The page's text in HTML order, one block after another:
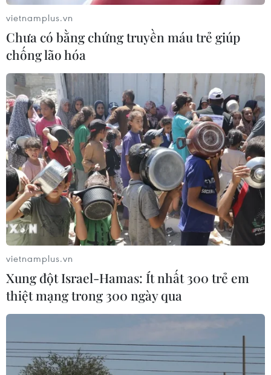
vietnamplus.vn
Chưa có bằng chứng truyền máu trẻ giúp
chống lão hóa
vietnamplus.vn
Xung đột Israel-Hamas: Ít nhất 300 trẻ em
thiệt mạng trong 300 ngày qua